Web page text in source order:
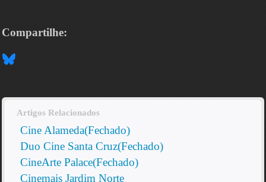
Compartilhe:
Artigos Relacionados
Cine Alameda(Fechado)
Duo Cine Santa Cruz(Fechado)
CineArte Palace(Fechado)
Cinemais Jardim Norte